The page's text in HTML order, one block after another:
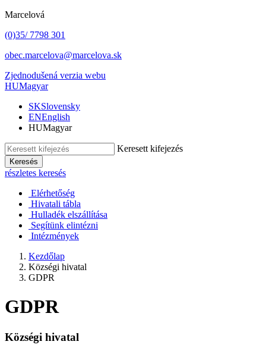
Marcelová
(0)35/ 7798 301
obec.marcelova@marcelova.sk
Zjednodušená verzia webu
HUMagyar
SKSlovensky
ENEnglish
HUMagyar
Keresett kifejezés
Keresés
részletes keresés
Elérhetőség
Hivatali tábla
Hulladék elszállítása
Segítünk elintézni
Intézmények
Kezdőlap
Községi hivatal
GDPR
GDPR
Községi hivatal